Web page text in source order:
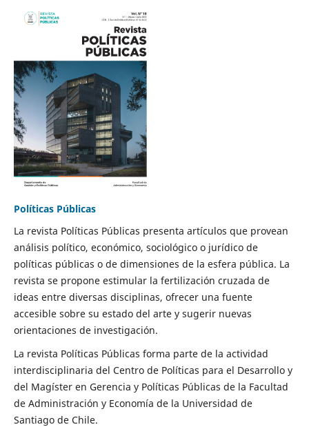
Políticas Públicas
La revista Políticas Públicas presenta artículos que provean
análisis político, económico, sociológico o jurídico de
políticas públicas o de dimensiones de la esfera pública. La
revista se propone estimular la fertilización cruzada de
ideas entre diversas disciplinas, ofrecer una fuente
accesible sobre su estado del arte y sugerir nuevas
orientaciones de investigación.
La revista Políticas Públicas forma parte de la actividad
interdisciplinaria del Centro de Políticas para el Desarrollo y
del Magíster en Gerencia y Políticas Públicas de la Facultad
de Administración y Economía de la Universidad de
Santiago de Chile.